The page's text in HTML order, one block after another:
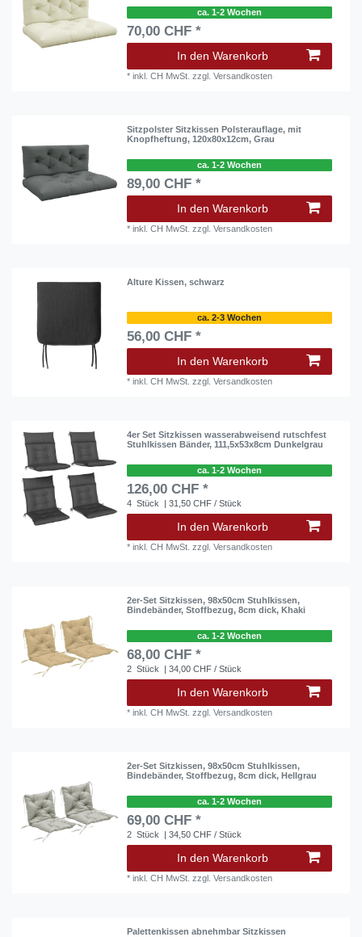
ca. 1-2 Wochen
70,00 CHF *
In den Warenkorb
*inkl. CH MwSt. zzgl.Versandkosten
Sitzpolster Sitzkissen Polsterauflage, mit
Knopfheftung, 120x80x12cm, Grau
ca. 1-2 Wochen
89,00 CHF *
In den Warenkorb
*inkl. CH MwSt. zzgl.Versandkosten
Alture Kissen, schwarz
ca. 2-3 Wochen
56,00 CHF *
In den Warenkorb
*inkl. CH MwSt. zzgl.Versandkosten
4er Set Sitzkissen wasserabweisend rutschfest
Stuhlkissen Bänder, 111,5x53x8cm Dunkelgrau
ca. 1-2 Wochen
126,00 CHF *
4 Stück | 31,50 CHF / Stück
In den Warenkorb
*inkl. CH MwSt. zzgl.Versandkosten
2er-Set Sitzkissen, 98x50cm Stuhlkissen,
Bindebänder, Stoffbezug, 8cm dick, Khaki
ca. 1-2 Wochen
68,00 CHF *
2 Stück | 34,00 CHF / Stück
In den Warenkorb
*inkl. CH MwSt. zzgl.Versandkosten
2er-Set Sitzkissen, 98x50cm Stuhlkissen,
Bindebänder, Stoffbezug, 8cm dick, Hellgrau
ca. 1-2 Wochen
69,00 CHF *
2 Stück | 34,50 CHF / Stück
In den Warenkorb
*inkl. CH MwSt. zzgl.Versandkosten
Palettenkissen abnehmbar Sitzkissen